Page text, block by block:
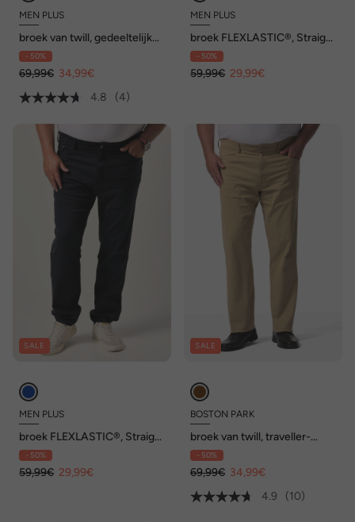
MEN PLUS
broek van twill, gedeeltelijk
elastische tailleband, tot
74/36
- 50%
69,99€ 34,99€
4.8
(4)
MEN PLUS
broek FLEXLASTIC®, Straight
Fit, 5-pocket, tot 72
- 50%
59,99€ 29,99€
SALE
MEN PLUS
broek FLEXLASTIC®, Straight
Fit, 5-pocket, tot 72
- 50%
59,99€ 29,99€
SALE
BOSTON PARK
broek van twill, traveller-
band, 5-pocket, regular fit,
tot 72/36
- 50%
69,99€ 34,99€
4.9
(10)